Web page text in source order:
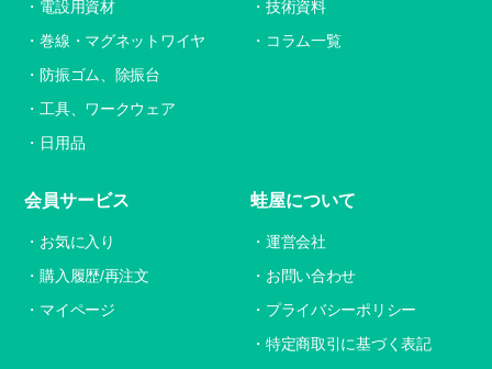
電設用資材
巻線・マグネットワイヤ
防振ゴム、除振台
工具、ワークウェア
日用品
技術資料
コラム一覧
会員サービス
お気に入り
購入履歴/再注文
マイページ
蛙屋について
運営会社
お問い合わせ
プライバシーポリシー
特定商取引に基づく表記